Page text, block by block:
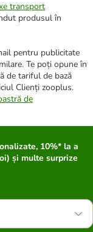
transport
produsul în
pentru publicitate
Te poți opune în
de tariful de bază
Clienți zooplus.
de
10%* la a
și multe surprize